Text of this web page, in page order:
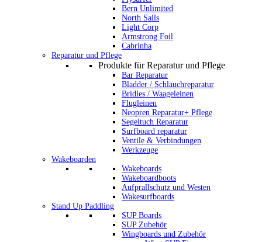
Bern Unlimited
North Sails
Light Corp
Armstrong Foil
Cabrinha
Reparatur und Pflege
Produkte für Reparatur und Pflege
Bar Reparatur
Bladder / Schlauchreparatur
Bridles / Waageleinen
Flugleinen
Neopren Reparatur+ Pflege
Segeltuch Reparatur
Surfboard reparatur
Ventile & Verbindungen
Werkzeuge
Wakeboarden
Wakeboards
Wakeboardboots
Aufprallschutz und Westen
Wakesurfboards
Stand Up Paddling
SUP Boards
SUP Zubehör
Wingboards und Zubehör